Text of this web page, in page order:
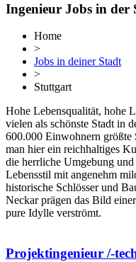
Ingenieur Jobs in der
Home
>
Jobs in deiner Stadt
>
Stuttgart
Hohe Lebensqualität, hohe
vielen als schönste Stadt in
600.000 Einwohnern größte
man hier ein reichhaltiges
die herrliche Umgebung
Lebensstil mit angenehm
historische Schlösser und
Neckar prägen das Bild
pure Idylle verströmt.
Projektingenieur /-